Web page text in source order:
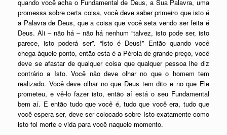
quando você acha o Fundamental de Deus, a Sua Palavra, uma
promessa sobre certa coisa, você deve saber primeiro que isto é
a Palavra de Deus, que a coisa que você seta vendo ser feita é
Deus. Ali – não há – não há nenhum “talvez, isto pode ser, isto
parece, isto poderá ser”. “Isto é Deus!” Então quando você
chega àquele ponto, então esta é a Pérola de grande preço, você
deve se afastar de qualquer coisa que qualquer pessoa lhe diz
contrário a Isto. Você não deve olhar no que o homem tem
realizado. Você deve olhar no que Deus tem dito e no que Ele
prometeu, e vê-lo fazer isto, então aí está o seu Fundamental
bem aí. E então tudo que você é, tudo que você era, tudo que
você espera ser, deve ser colocado sobre Isto exatamente como
isto foi morte e vida para você naquele momento.